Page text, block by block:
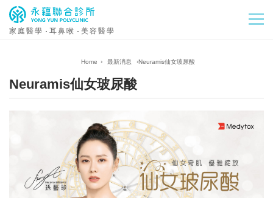
家庭醫學 耳鼻喉 美容醫學
› 最新消息 ›Neuramis仙女玻尿酸
Neuramis仙女玻尿酸